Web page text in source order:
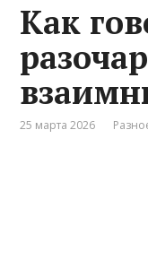
Как
25 марта 2026